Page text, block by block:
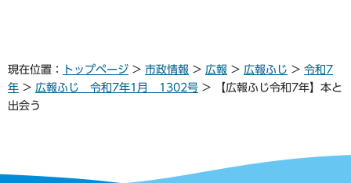
現在位置： トップページ > 市政情報 > 広報 > 広報ふじ > 令和7
年 > 広報ふじ 令和7年1月 1302号 > 【広報ふじ令和7年】本と
出会う